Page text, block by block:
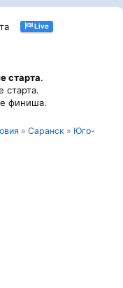
Live
старта.
старта.
финиша.
» Саранск » Юго-